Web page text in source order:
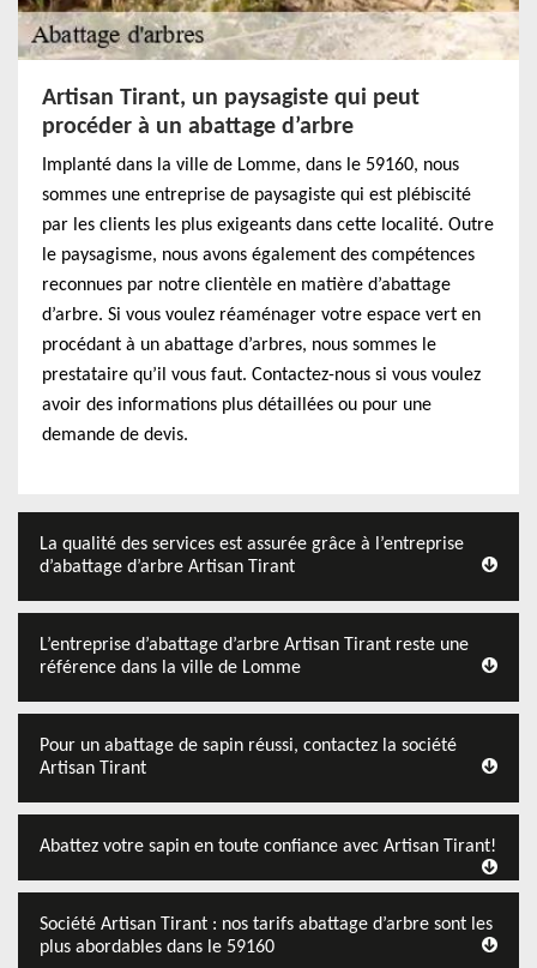
Artisan Tirant, un paysagiste qui peut
procéder à un abattage d’arbre
Implanté dans la ville de Lomme, dans le 59160, nous
sommes une entreprise de paysagiste qui est plébiscité
par les clients les plus exigeants dans cette localité. Outre
le paysagisme, nous avons également des compétences
reconnues par notre clientèle en matière d’abattage
d’arbre. Si vous voulez réaménager votre espace vert en
procédant à un abattage d’arbres, nous sommes le
prestataire qu’il vous faut. Contactez-nous si vous voulez
avoir des informations plus détaillées ou pour une
demande de devis.
La qualité des services est assurée grâce à l’entreprise
d’abattage d’arbre Artisan Tirant
L’entreprise d’abattage d’arbre Artisan Tirant reste une
référence dans la ville de Lomme
Pour un abattage de sapin réussi, contactez la société
Artisan Tirant
Abattez votre sapin en toute confiance avec Artisan Tirant!
Société Artisan Tirant : nos tarifs abattage d’arbre sont les
plus abordables dans le 59160